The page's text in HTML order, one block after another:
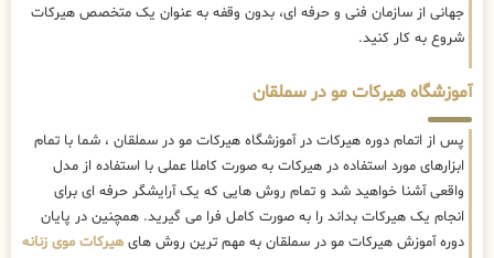
جهانی از سازمان فنی و حرفه ای، بدون وقفه به عنوان یک متخصص هیرکات
شروع به کار کنید.
آموزشگاه هیرکات مو در سملقان
پس از اتمام دوره هیرکات در آموزشگاه هیرکات مو در سملقان ، شما با تمام
ابزارهای مورد استفاده در هیرکات به صورت کاملا عملی با استفاده از مدل
واقعی آشنا خواهید شد و تمام روش هایی که یک آرایشگر حرفه ای برای
انجام یک هیرکات بداند را به صورت کامل فرا می گیرید. همچنین در پایان
دوره آموزش هیرکات مو در سملقان به مهم ترین روش های هیرکات موی زنانه